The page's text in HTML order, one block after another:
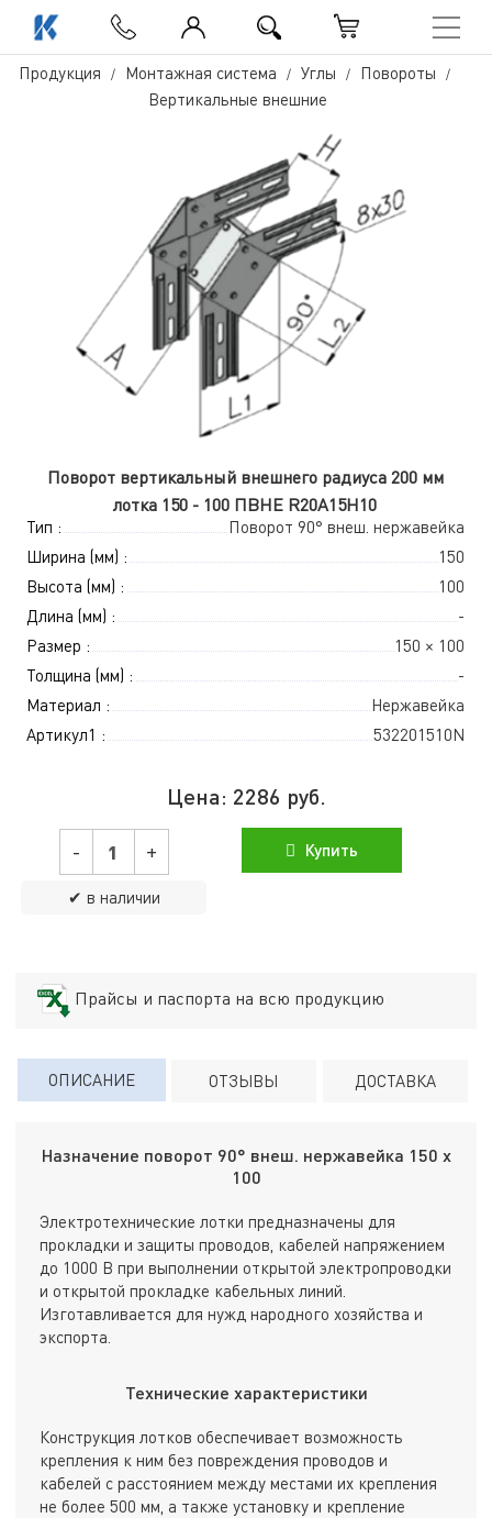
Продукция Монтажная система Углы
Повороты
Вертикальные внешние
Поворот вертикальный внешнего радиуса 200 мм
лотка 150 - 100 ПВНЕ R20A15H10
Тип :
Поворот 90° внеш. нержавейка
Ширина (мм) :
150
Высота (мм) :
100
Длина (мм) :
-
Размер :
150 × 100
Толщина (мм) :
-
Материал :
Нержавейка
Артикул1 :
532201510N
Цена: 2286 руб.
- +
✔ в наличии
Купить
Прайсы и паспорта на всю продукцию
ОПИСАНИЕ ОТЗЫВЫ ДОСТАВКА
Назначение поворот 90° внеш. нержавейка 150 х
100
Электротехнические лотки предназначены для
прокладки и защиты проводов, кабелей напряжением
до 1000 В при выполнении открытой электропроводки
и открытой прокладке кабельных линий.
Изготавливается для нужд народного хозяйства и
экспорта.
Технические характеристики
Конструкция лотков обеспечивает возможность
крепления к ним без повреждения проводов и
кабелей с расстоянием между местами их крепления
не более 500 мм, а также установку и крепление